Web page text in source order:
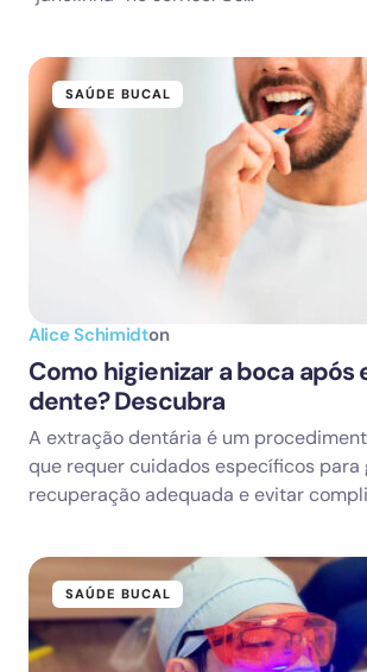
SAÚDE BUCAL
Alice Schimidton
Como higienizar a boca após
dente? Descubra
A extração dentária é um
que requer cuidados específicos para
recuperação adequada e evitar
SAÚDE BUCAL